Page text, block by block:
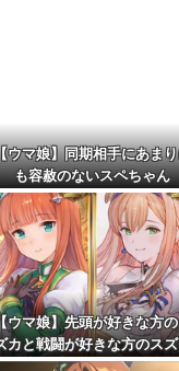
ドな水着ダンツ「あ
詞ができた理由
味あるの？
木技術の完全勝利を
て相部屋に。～お互
完凸シャカール、中
後2か月置きに実装
ウマ娘】同期相手にあま
も容赦のないスペちゃん
ウマ娘】先頭が好きな方
カと戦闘が好きな方のス